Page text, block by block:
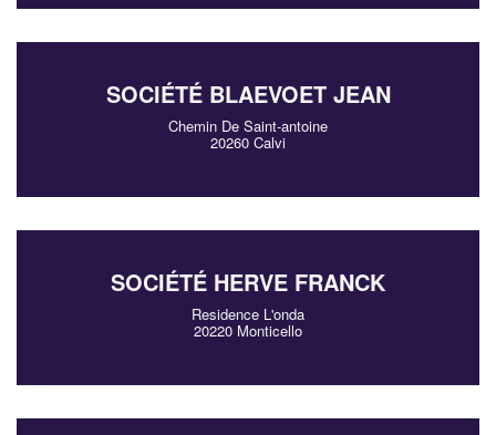
SOCIÉTÉ BLAEVOET JEAN
Chemin De Saint-antoine
20260 Calvi
SOCIÉTÉ HERVE FRANCK
Residence L'onda
20220 Monticello